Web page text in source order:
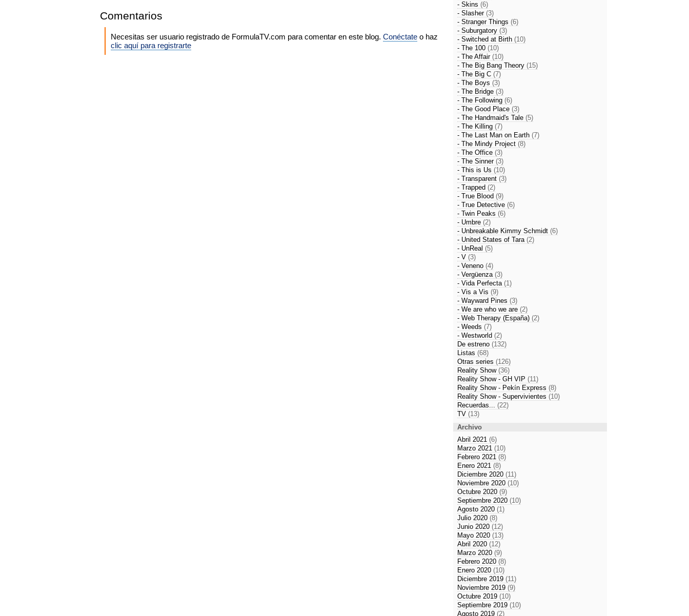
Comentarios
Necesitas ser usuario registrado de FormulaTV.com para comentar en este blog. Conéctate o haz
clic aquí para registrarte
- Skins (6)
- Slasher (3)
- Stranger Things (6)
- Suburgatory (3)
- Switched at Birth (10)
- The 100 (10)
- The Affair (10)
- The Big Bang Theory (15)
- The Big C (7)
- The Boys (3)
- The Bridge (3)
- The Following (6)
- The Good Place (3)
- The Handmaid's Tale (5)
- The Killing (7)
- The Last Man on Earth (7)
- The Mindy Project (8)
- The Office (3)
- The Sinner (3)
- This is Us (10)
- Transparent (3)
- Trapped (2)
- True Blood (9)
- True Detective (6)
- Twin Peaks (6)
- Umbre (2)
- Unbreakable Kimmy Schmidt (6)
- United States of Tara (2)
- UnReal (5)
- V (3)
- Veneno (4)
- Vergüenza (3)
- Vida Perfecta (1)
- Vis a Vis (9)
- Wayward Pines (3)
- We are who we are (2)
- Web Therapy (España) (2)
- Weeds (7)
- Westworld (2)
De estreno (132)
Listas (68)
Otras series (126)
Reality Show (36)
Reality Show - GH VIP (11)
Reality Show - Pekín Express (8)
Reality Show - Supervivientes (10)
Recuerdas... (22)
TV (13)
Archivo
Abril 2021 (6)
Marzo 2021 (10)
Febrero 2021 (8)
Enero 2021 (8)
Diciembre 2020 (11)
Noviembre 2020 (10)
Octubre 2020 (9)
Septiembre 2020 (10)
Agosto 2020 (1)
Julio 2020 (8)
Junio 2020 (12)
Mayo 2020 (13)
Abril 2020 (12)
Marzo 2020 (9)
Febrero 2020 (8)
Enero 2020 (10)
Diciembre 2019 (11)
Noviembre 2019 (9)
Octubre 2019 (10)
Septiembre 2019 (10)
Agosto 2019 (2)